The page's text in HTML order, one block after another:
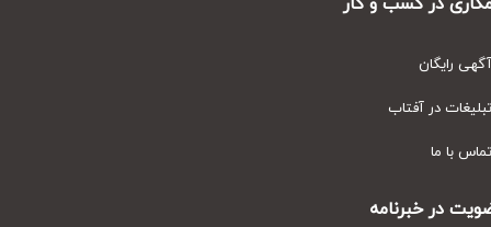
رایگان
در آفتاب
با ما
در خبرنامه